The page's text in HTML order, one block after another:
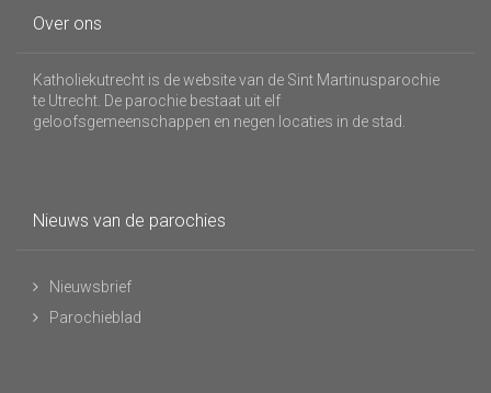
Over ons
Katholiekutrecht is de website van de Sint Martinusparochie
te Utrecht. De parochie bestaat uit elf
geloofsgemeenschappen en negen locaties in de stad.
Nieuws van de parochies
Nieuwsbrief
Parochieblad